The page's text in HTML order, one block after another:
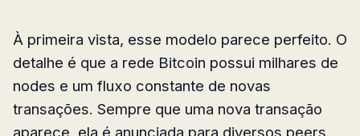
À primeira vista, esse modelo parece perfeito. O
detalhe é que a rede Bitcoin possui milhares de
nodes e um fluxo constante de novas
transações. Sempre que uma nova transação
aparece, ela é anunciada para diversos peers.